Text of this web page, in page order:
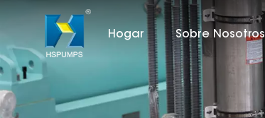
Hogar Sobre Nosotros